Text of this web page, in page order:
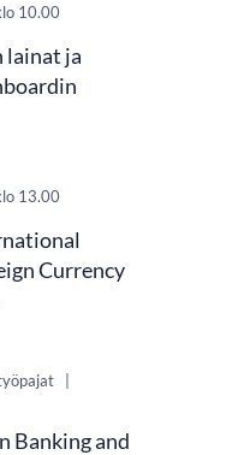
10.00
lainat ja
13.00
Currency
Banking and